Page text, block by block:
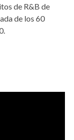
de R&B de
de los 60